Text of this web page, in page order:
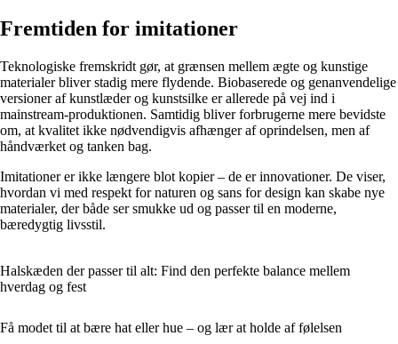
Fremtiden for imitationer
Teknologiske fremskridt gør, at grænsen mellem ægte og kunstige
materialer bliver stadig mere flydende. Biobaserede og genanvendelige
versioner af kunstlæder og kunstsilke er allerede på vej ind i
mainstream-produktionen. Samtidig bliver forbrugerne mere bevidste
om, at kvalitet ikke nødvendigvis afhænger af oprindelsen, men af
håndværket og tanken bag.
Imitationer er ikke længere blot kopier – de er innovationer. De viser,
hvordan vi med respekt for naturen og sans for design kan skabe nye
materialer, der både ser smukke ud og passer til en moderne,
bæredygtig livsstil.
Halskæden der passer til alt: Find den perfekte balance mellem
hverdag og fest
Få modet til at bære hat eller hue – og lær at holde af følelsen